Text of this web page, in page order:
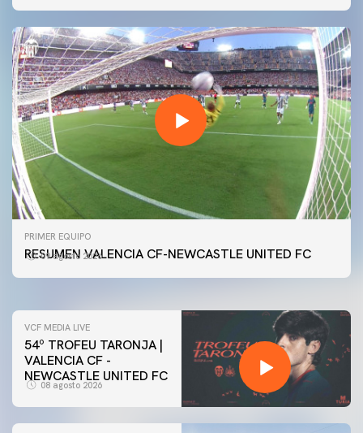
PRIMER EQUIPO
RESUMEN VALENCIA CF-NEWCASTLE UNITED FC
09 agosto 2026
PRIMER EQUIPO
GALERÍA | VALENCIA CF - NEWCASTLE UNITED FC
54ª EDICIÓN TROFEU TARONJA
VCF MEDIA LIVE
54º TROFEU TARONJA |
VALENCIA CF -
NEWCASTLE UNITED FC
08 agosto 2026